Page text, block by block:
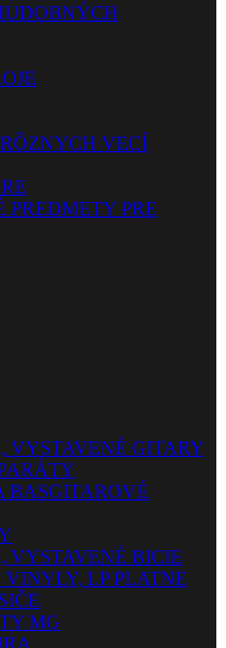
VECÍ
PREDMETY PRE
VYSTAVENÉ GITARY
BASGITAROVÉ
VYSTAVENÉ BICIE
LP PLATNE
MG